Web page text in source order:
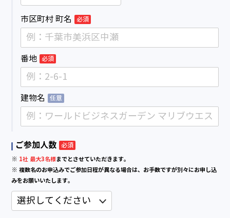
市区町村 町名 必須
番地 必須
建物名 任意
ご参加人数 必須
※ 1社 最大3名様までとさせていただきます。
※ 複数名のお申込みでご参加日程が異なる場合は、お手数ですが別々にお申し込
みをお願いいたします。